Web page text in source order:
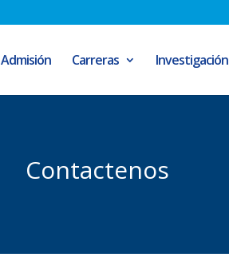
Admisión Carreras Investigación
Contactenos